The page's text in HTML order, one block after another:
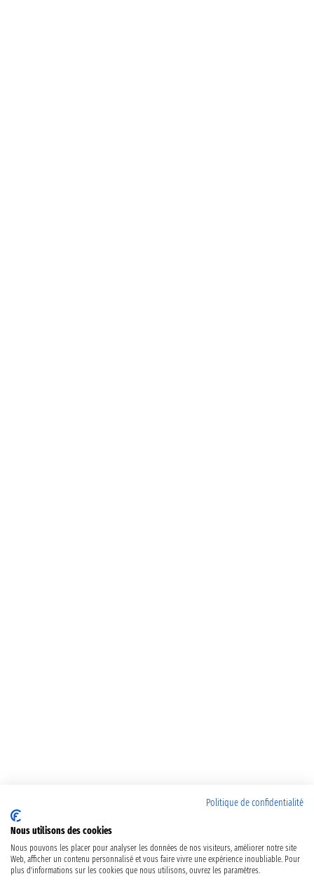
Politique de confidentialité
Nous utilisons des cookies
Nous pouvons les placer pour analyser les données de nos visiteurs, améliorer notre site
Web, afficher un contenu personnalisé et vous faire vivre une expérience inoubliable. Pour
plus d'informations sur les cookies que nous utilisons, ouvrez les paramètres.